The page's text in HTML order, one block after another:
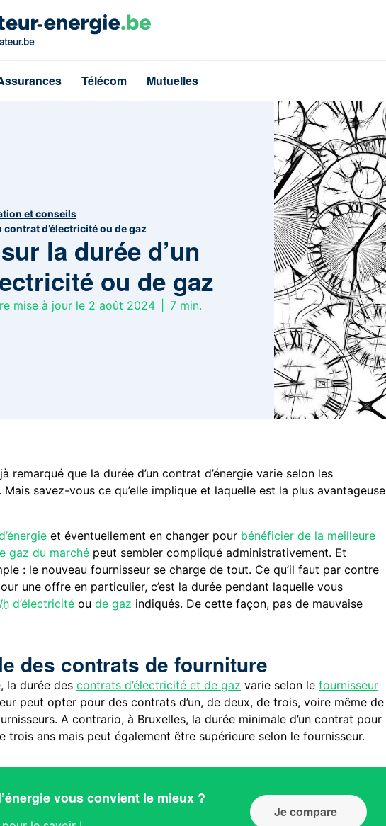
Télécom Mutuelles
et conseils
contrat d’électricité ou de gaz
la durée d’un
ou de gaz
mise à jour le 2 août 2024 7 min.
remarqué que la durée d’un contrat d’énergie varie selon les
savez-vous ce qu’elle implique et laquelle est la plus avantageuse
et éventuellement en changer pour bénéficier de la meilleure
gaz du marché peut sembler compliqué administrativement. Et
: le nouveau fournisseur se charge de tout. Ce qu’il faut par contre
une offre en particulier, c’est la durée pendant laquelle vous
d’électricité oude gaz indiqués. De cette façon, pas de mauvaise
des contrats de fourniture
la durée descontrats d’électricité et de gaz varie selon lefournisseur
peut opter pour des contrats d’un, de deux, de trois, voire même de
A contrario, à Bruxelles, la durée minimale d’un contrat pour
trois ans mais peut également être supérieure selon le fournisseur.
vous convient le mieux ?
Je compare